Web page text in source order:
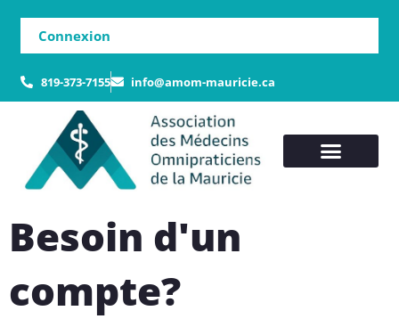
819-373-7155 info@amom-mauricie.ca
Connexion
Besoin d'un
compte?